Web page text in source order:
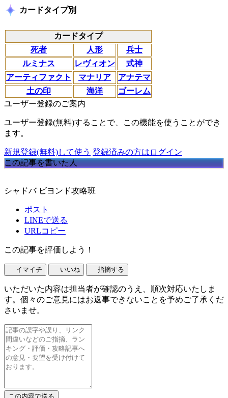
カードタイプ別
カードタイプ
死者
人形
兵士
ルミナス
レヴィオン
式神
アーティファクト
マナリア
アナテマ
土の印
海洋
ゴーレム
ユーザー登録のご案内
ユーザー登録(無料)することで、この機能を使うことができ
ます。
新規登録(無料)して使う 登録済みの方はログイン
この記事を書いた人
シャドバ ビヨンド攻略班
ポスト
LINEで送る
URLコピー
この記事を評価しよう！
イマイチ いいね 指摘する
いただいた内容は担当者が確認のうえ、順次対応いたしま
す。個々のご意見にはお返事できないことを予めご了承くだ
さいませ。